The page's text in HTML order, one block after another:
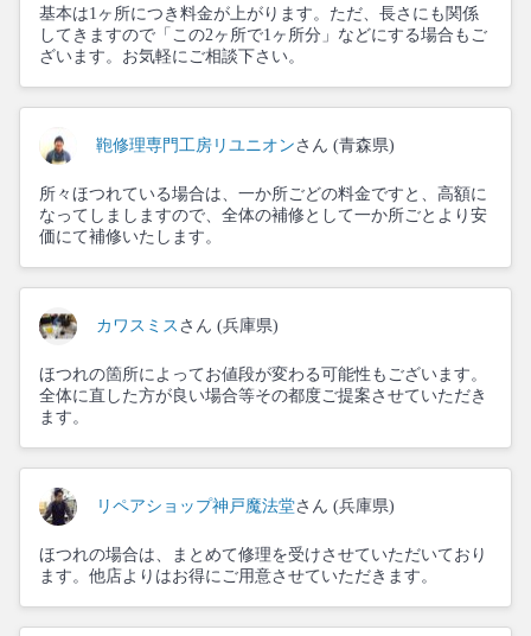
基本は1ヶ所につき料金が上がります。ただ、長さにも関係
してきますので「この2ヶ所で1ヶ所分」などにする場合もご
ざいます。お気軽にご相談下さい。
鞄修理専門工房リユニオン さん (青森県)
所々ほつれている場合は、一か所ごどの料金ですと、高額に
なってしましますので、全体の補修として一か所ごとより安
価にて補修いたします。
カワスミス さん (兵庫県)
ほつれの箇所によってお値段が変わる可能性もございます。
全体に直した方が良い場合等その都度ご提案させていただき
ます。
リペアショップ神戸魔法堂さん (兵庫県)
ほつれの場合は、まとめて修理を受けさせていただいており
ます。他店よりはお得にご用意させていただきます。